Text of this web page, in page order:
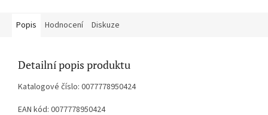
Popis Hodnocení Diskuze
Detailní popis produktu
Katalogové číslo: 0077778950424
EAN kód: 0077778950424